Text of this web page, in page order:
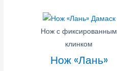
Нож с фиксированным
клинком
Нож «Лань»